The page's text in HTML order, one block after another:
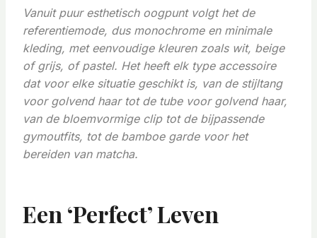
Vanuit puur esthetisch oogpunt volgt het de
referentiemode, dus monochrome en minimale
kleding, met eenvoudige kleuren zoals wit, beige
of grijs, of pastel. Het heeft elk type accessoire
dat voor elke situatie geschikt is, van de stijltang
voor golvend haar tot de tube voor golvend haar,
van de bloemvormige clip tot de bijpassende
gymoutfits, tot de bamboe garde voor het
bereiden van matcha.
Een ‘perfect’ Leven